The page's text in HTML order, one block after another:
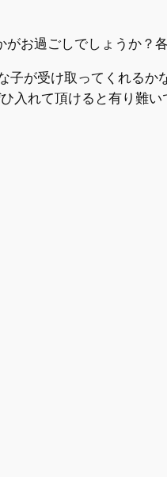
お過ごしでしょうか？
が受け取ってくれる
入れて頂けると有り難い